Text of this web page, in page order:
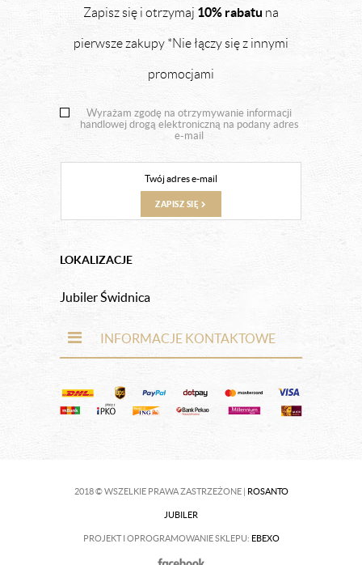
Zapisz się i otrzymaj 10% rabatu na
pierwsze zakupy *Nie łączy się z innymi
promocjami
Wyrażam zgodę na otrzymywanie informacji
handlowej drogą elektroniczną na podany adres
e-mail
ZAPISZ SIĘ
LOKALIZACJE
Jubiler Świdnica
INFORMACJE KONTAKTOWE
2018 © WSZELKIE PRAWA ZASTRZEŻONE | ROSANTO
JUBILER
PROJEKT I OPROGRAMOWANIE SKLEPU: EBEXO